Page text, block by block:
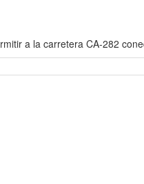
a la carretera CA-282